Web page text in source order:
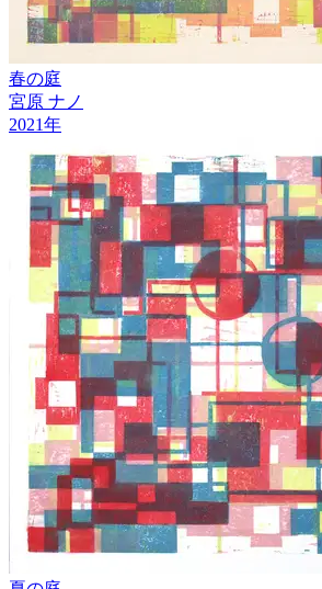
春の庭
宮原 ナノ
2021年